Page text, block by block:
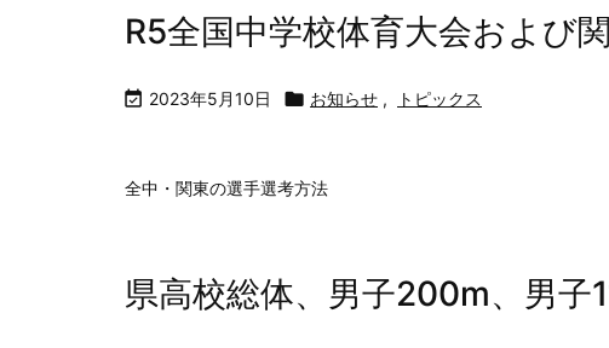
R5全国中学校体育大会および
 2023年5月10日  お知らせ , トピックス
全中・関東の選手選考方法
県高校総体、男子200m、男子